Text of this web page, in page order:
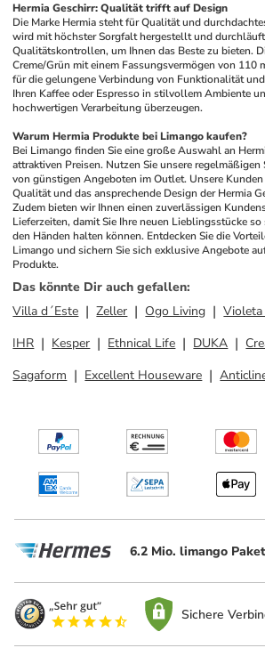
Hermia Geschirr: Qualität trifft auf Design
Die Marke Hermia steht für Qualität und
wird mit höchster Sorgfalt hergestellt und
Qualitätskontrollen, um Ihnen das Beste zu bieten.
Creme/Grün mit einem Fassungsvermögen von 110
für die gelungene Verbindung von Funktionalität
Ihren Kaffee oder Espresso in stilvollem Ambiente
hochwertigen Verarbeitung überzeugen.
Warum Hermia Produkte bei Limango kaufen?
Bei Limango finden Sie eine große Auswahl an
attraktiven Preisen. Nutzen Sie unsere
von günstigen Angeboten im Outlet. Unsere
Qualität und das ansprechende Design der Hermia
Zudem bieten wir Ihnen einen zuverlässigen
Lieferzeiten, damit Sie Ihre neuen Lieblingsstücke
den Händen halten können. Entdecken Sie die
Limango und sichern Sie sich exklusive Angebote
Produkte.
Das könnte Dir auch gefallen:
Villa d´Este
Zeller Ogo Living
IHR
Kesper Ethnical Life DUKA
Sagaform
Excellent Houseware
6.2 Mio. limango
Sichere